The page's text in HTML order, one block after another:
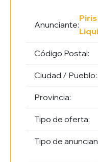
Anunciante:
Código Postal:
Ciudad / Pueblo:
Provincia:
Tipo de oferta:
Tipo de